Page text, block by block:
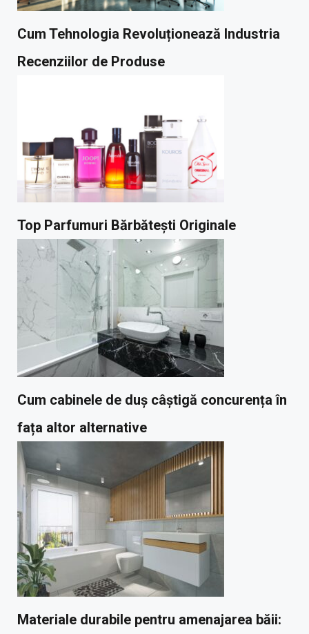
Cum Tehnologia Revoluționează Industria
Recenziilor de Produse
Top Parfumuri Bărbătești Originale
Cum cabinele de duș câștigă concurența în
fața altor alternative
Materiale durabile pentru amenajarea băii: